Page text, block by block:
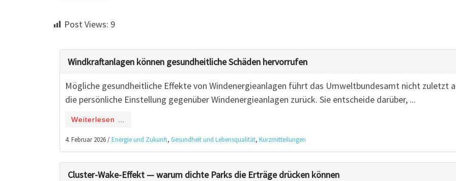
Post Views: 9
Windkraftanlagen können gesundheitliche Schäden hervorrufen
Mögliche gesundheitliche Effekte von Windenergieanlagen führt das Umweltbundesamt nicht zuletzt
die persönliche Einstellung gegenüber Windenergieanlagen zurück. Sie entscheide darüber, ...
Weiterlesen …
4. Februar 2026/Energie und Zukunft, Gesundheit und Lebensqualität, Kurzmitteilungen
Cluster-Wake-Effekt — warum dichte Parks die Erträge drücken können